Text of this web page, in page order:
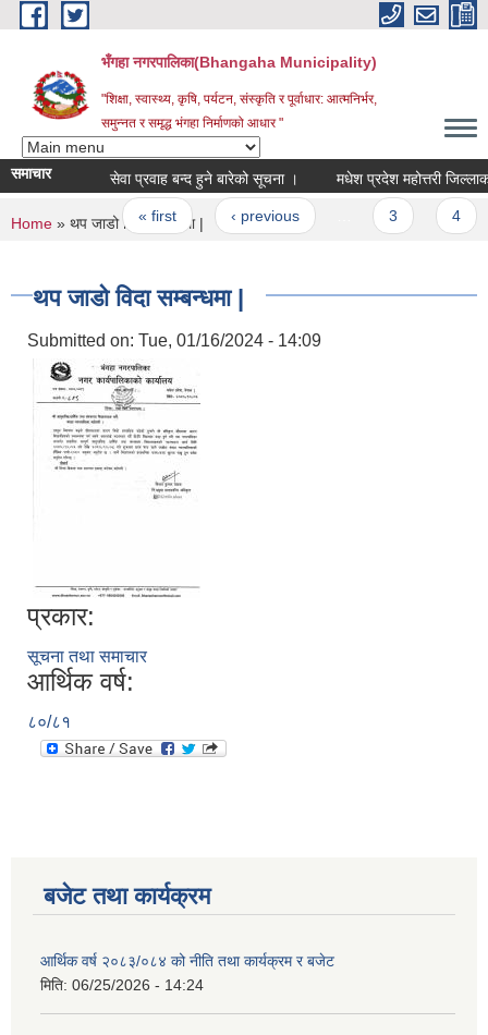
Skip to main content
भँगहा नगरपालिका(Bhangaha Municipality)
"शिक्षा, स्वास्थ्य, कृषि, पर्यटन, संस्कृति र पूर्वाधार: आत्मनिर्भर,
समुन्नत र समृद्ध भंगहा निर्माणको आधार "
समाचार सेवा प्रवाह बन्द हुने बारेको सूचना ।
Pages
« first ‹ previous
You are here
Home » थप जाडो विदा सम्बन्धमा |
थप जाडो विदा सम्बन्धमा |
Submitted on: Tue, 01/16/2024 - 14:09
प्रकार:
सूचना तथा समाचार
आर्थिक वर्ष:
८०/८१
बजेट तथा कार्यक्रम
आर्थिक वर्ष २०८३/०८४ को नीति तथा कार्यक्रम र बजेट
मिति: 06/25/2026 - 14:24